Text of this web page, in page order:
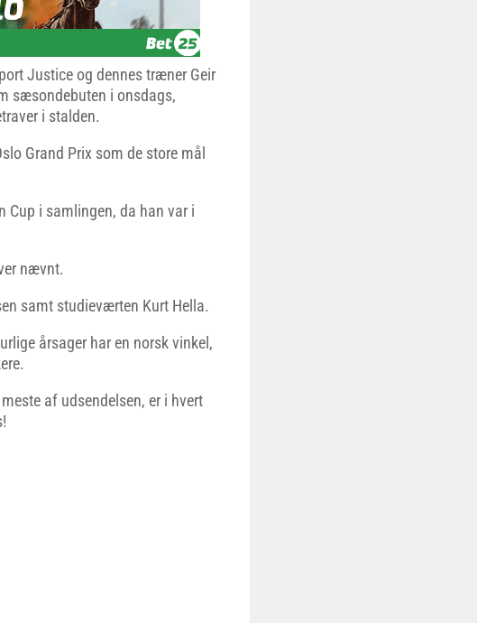
Justice og dennes træner Geir
sæsondebuten i onsdags,
i stalden.
Grand Prix som de store mål
Cup i samlingen, da han var i
nævnt.
samt studieværten Kurt Hella.
årsager har en norsk vinkel,
af udsendelsen, er i hvert